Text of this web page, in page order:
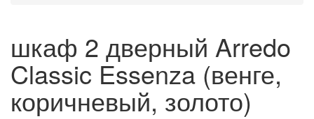
шкаф 2 дверный Arredo
Classic Essenza (венге,
коричневый, золото)